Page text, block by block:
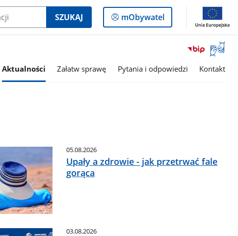
SZUKAJ
Logowanie
do
mObywatel
Otwórz
okno
z
Aktualności Załatw sprawę Pytania i odpowiedzi Kontakt
05.08.2026
Upały a zdrowie - jak przetrwać fale
gorąca
03.08.2026